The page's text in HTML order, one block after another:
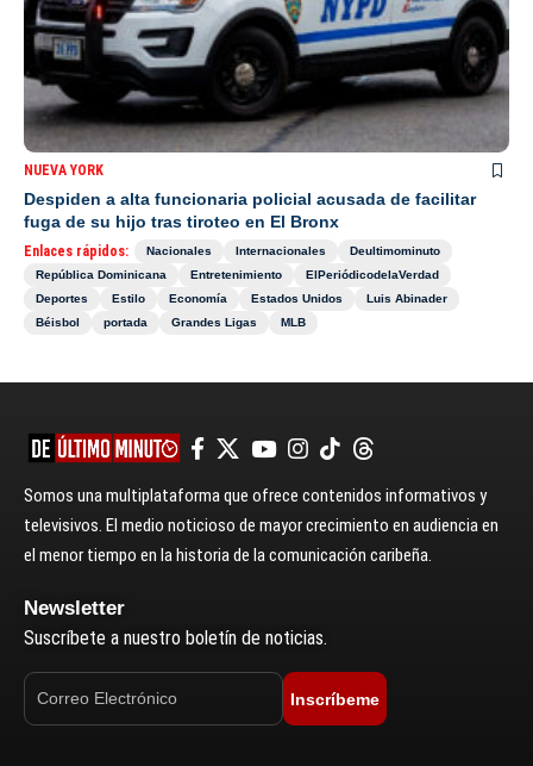
NUEVA YORK
Despiden a alta funcionaria policial acusada de facilitar
fuga de su hijo tras tiroteo en El Bronx
Enlaces rápidos: Nacionales Internacionales
Deultimominuto
República Dominicana
Entretenimiento
ElPeriódicodelaVerdad
Deportes
Estilo Economía Estados Unidos
Luis Abinader
Béisbol
portada Grandes Ligas MLB
Somos una multiplataforma que ofrece contenidos informativos y
televisivos. El medio noticioso de mayor crecimiento en audiencia en
el menor tiempo en la historia de la comunicación caribeña.
Newsletter
Suscríbete a nuestro boletín de noticias.
Inscríbeme